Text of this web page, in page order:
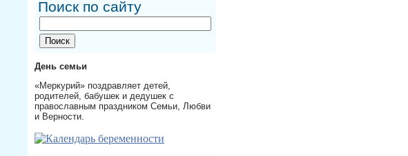
Поиск по сайту
День семьи
«Меркурий» поздравляет детей,
родителей, бабушек и дедушек с
православным праздником Семьи, Любви
и Верности.